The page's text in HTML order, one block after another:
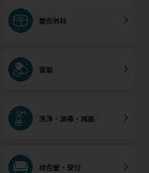
整形外科
薬局
洗浄・消毒・滅菌
待合室・受付